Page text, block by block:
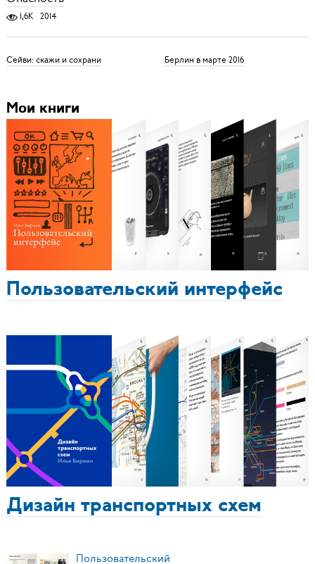
1,6K 2014
Сейви: скажи и сохрани Берлин в марте 2016
Мои книги
Пользовательский интерфейс
Дизайн транспортных схем
Пользовательский